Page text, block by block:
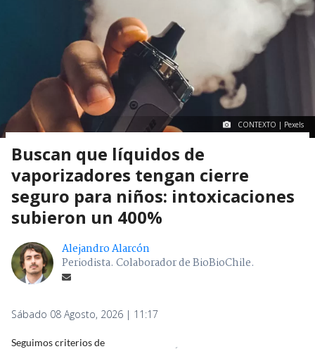
CONTEXTO | Pexels
Buscan que líquidos de
vaporizadores tengan cierre
seguro para niños: intoxicaciones
subieron un 400%
Alejandro Alarcón
Periodista. Colaborador de BioBioChile.
Sábado 08 Agosto, 2026 | 11:17
Seguimos criterios de